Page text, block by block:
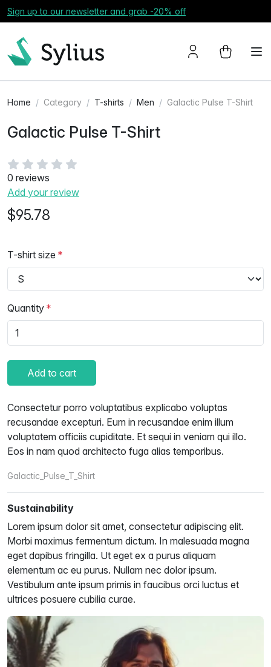
Sign up to our newsletter and grab -20% off
Home Category T-shirts Men Galactic Pulse T-Shirt
Galactic Pulse T-Shirt
0 reviews
Add your review
$95.78
T-shirt size
Quantity
Add to cart
Consectetur porro voluptatibus explicabo voluptas
recusandae excepturi. Eum in recusandae enim illum
voluptatem officiis cupiditate. Et sequi in veniam qui illo.
Eos in nam quod architecto fuga alias temporibus.
Galactic_Pulse_T_Shirt
Sustainability
Lorem ipsum dolor sit amet, consectetur adipiscing elit.
Morbi maximus fermentum dictum. In malesuada magna
eget dapibus fringilla. Ut eget ex a purus aliquam
elementum ac eu purus. Nullam nec dolor ipsum.
Vestibulum ante ipsum primis in faucibus orci luctus et
ultrices posuere cubilia curae.